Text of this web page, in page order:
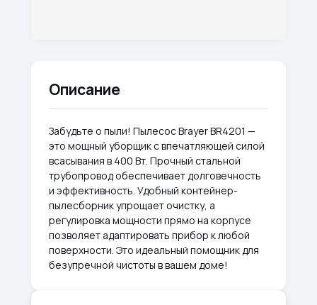
Описание
Забудьте о пыли! Пылесос Brayer BR4201 —
это мощный уборщик с впечатляющей силой
всасывания в 400 Вт. Прочный стальной
трубопровод обеспечивает долговечность
и эффективность. Удобный контейнер-
пылесборник упрощает очистку, а
регулировка мощности прямо на корпусе
позволяет адаптировать прибор к любой
поверхности. Это идеальный помощник для
безупречной чистоты в вашем доме!